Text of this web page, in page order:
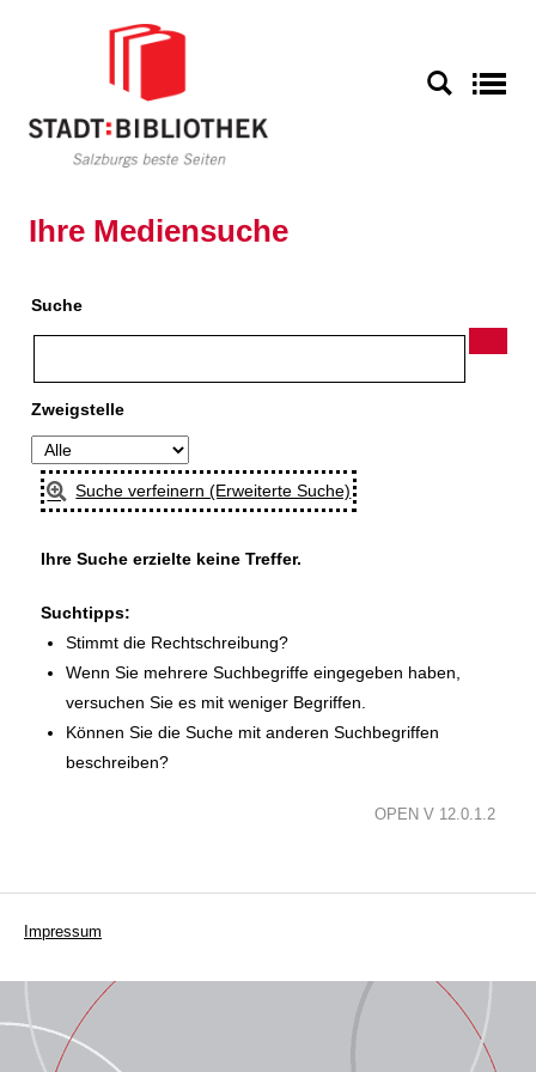
Ihre Mediensuche
Suche
Zweigstelle
Suche verfeinern (Erweiterte Suche)
Ihre Suche erzielte keine Treffer.
Suchtipps:
Stimmt die Rechtschreibung?
Wenn Sie mehrere Suchbegriffe eingegeben haben,
versuchen Sie es mit weniger Begriffen.
Können Sie die Suche mit anderen Suchbegriffen
beschreiben?
OPEN V 12.0.1.2
Impressum